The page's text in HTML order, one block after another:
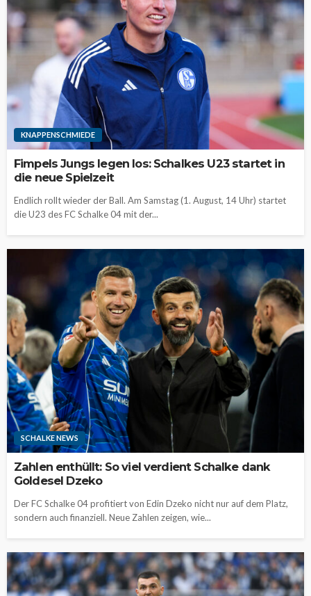
KNAPPENSCHMIEDE
Fimpels Jungs legen los: Schalkes U23 startet in
die neue Spielzeit
Endlich rollt wieder der Ball. Am Samstag (1. August, 14 Uhr) startet
die U23 des FC Schalke 04 mit der...
SCHALKE NEWS
Zahlen enthüllt: So viel verdient Schalke dank
Goldesel Dzeko
Der FC Schalke 04 profitiert von Edin Dzeko nicht nur auf dem Platz,
sondern auch finanziell. Neue Zahlen zeigen, wie...